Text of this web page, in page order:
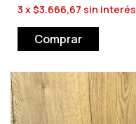
3 x$3.666,67 sin interés